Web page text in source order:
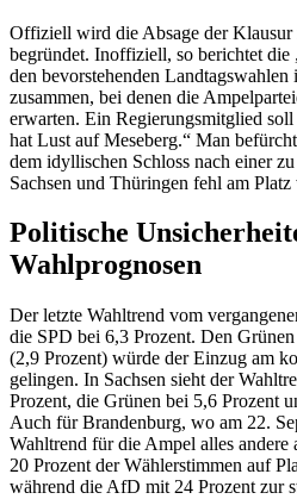
Offiziell wird die Absage der Klausur
begründet. Inoffiziell, so berichtet die
den bevorstehenden
zusammen, bei denen die
erwarten. Ein Regierungsmitglied
hat Lust auf Meseberg.“ Man
dem idyllischen Schloss nach einer
Sachsen und Thüringen fehl am
Politische
Wahlprognosen
Der letzte Wahltrend vom
die SPD bei 6,3 Prozent. Den
(2,9 Prozent) würde der Einzug am
gelingen. In Sachsen sieht der
Prozent, die Grünen bei 5,6 Prozent
Auch für Brandenburg, wo am 22.
Wahltrend für die Ampel alles
20 Prozent der Wählerstimmen auf
während die AfD mit 24 Prozent zur